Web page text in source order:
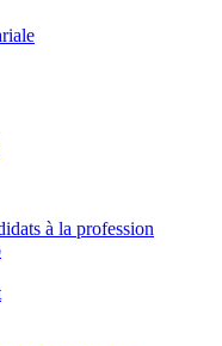
à la profession